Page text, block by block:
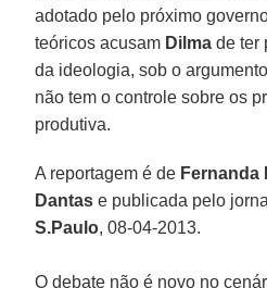
adotado pelo próximo
teóricos acusam Dilmade ter
da ideologia, sob o
não tem o controle sobre os
produtiva.
A reportagem é de Fernanda
Dantas e publicada pelo
S.Paulo, 08-04-2013.
O debate não é novo no